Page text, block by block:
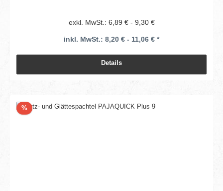
exkl. MwSt.: 6,89 € - 9,30 €
inkl. MwSt.: 8,20 € - 11,06 € *
Details
%Rabatt